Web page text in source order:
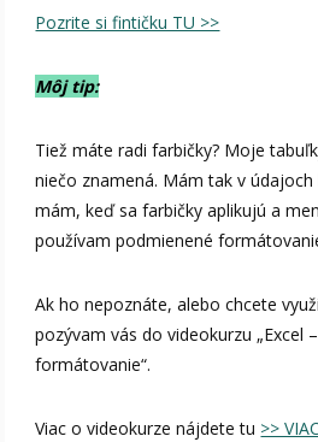
Pozrite si fintičku TU >>
Môj tip:
Tiež máte radi farbičky? Moje
niečo znamená. Mám tak v
mám, keď sa farbičky aplikujú a
používam podmienené
Ak ho nepoznáte, alebo chcete
pozývam vás do videokurzu „Excel
formátovanie“.
Viac o videokurze nájdete tu >>